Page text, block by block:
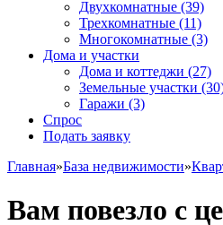
Двухкомнатные (39)
Трехкомнатные (11)
Многокомнатные (3)
Дома и участки
Дома и коттеджи (27)
Земельные участки
Гаражи (3)
Спрос
Подать заявку
Главная»База недвижимости»
Вам повезло с